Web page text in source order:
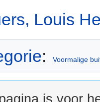
Louis
: Voormalige
is voor